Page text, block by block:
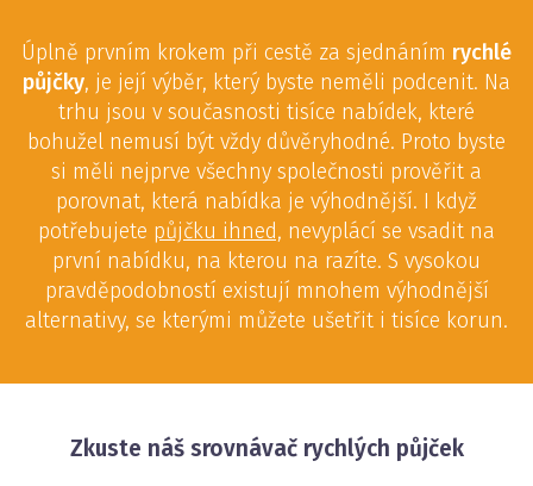
Úplně prvním krokem při cestě za sjednáním rychlé
půjčky, je její výběr, který byste neměli podcenit. Na
trhu jsou v současnosti tisíce nabídek, které
bohužel nemusí být vždy důvěryhodné. Proto byste
si měli nejprve všechny společnosti prověřit a
porovnat, která nabídka je výhodnější. I když
potřebujete půjčku ihned, nevyplácí se vsadit na
první nabídku, na kterou na razíte. S vysokou
pravděpodobností existují mnohem výhodnější
alternativy, se kterými můžete ušetřit i tisíce korun.
Zkuste náš srovnávač rychlých půjček